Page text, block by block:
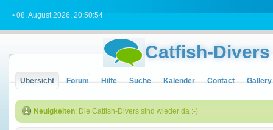
• 08. August 2026, 20:50:54
Catfish-Divers
Übersicht Forum Hilfe Suche Kalender Contact Gallery
Neuigkeiten: Die Catfish-Divers sind wieder da :-)